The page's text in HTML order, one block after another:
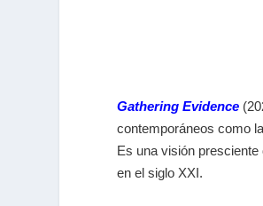
Gathering Evidence
contemporáneos como
Es una visión
en el siglo XXI.